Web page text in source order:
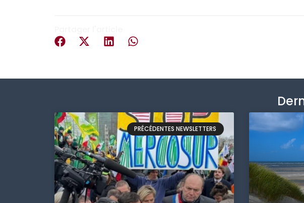
PRÉCÉDENTES NEWSLETTERS